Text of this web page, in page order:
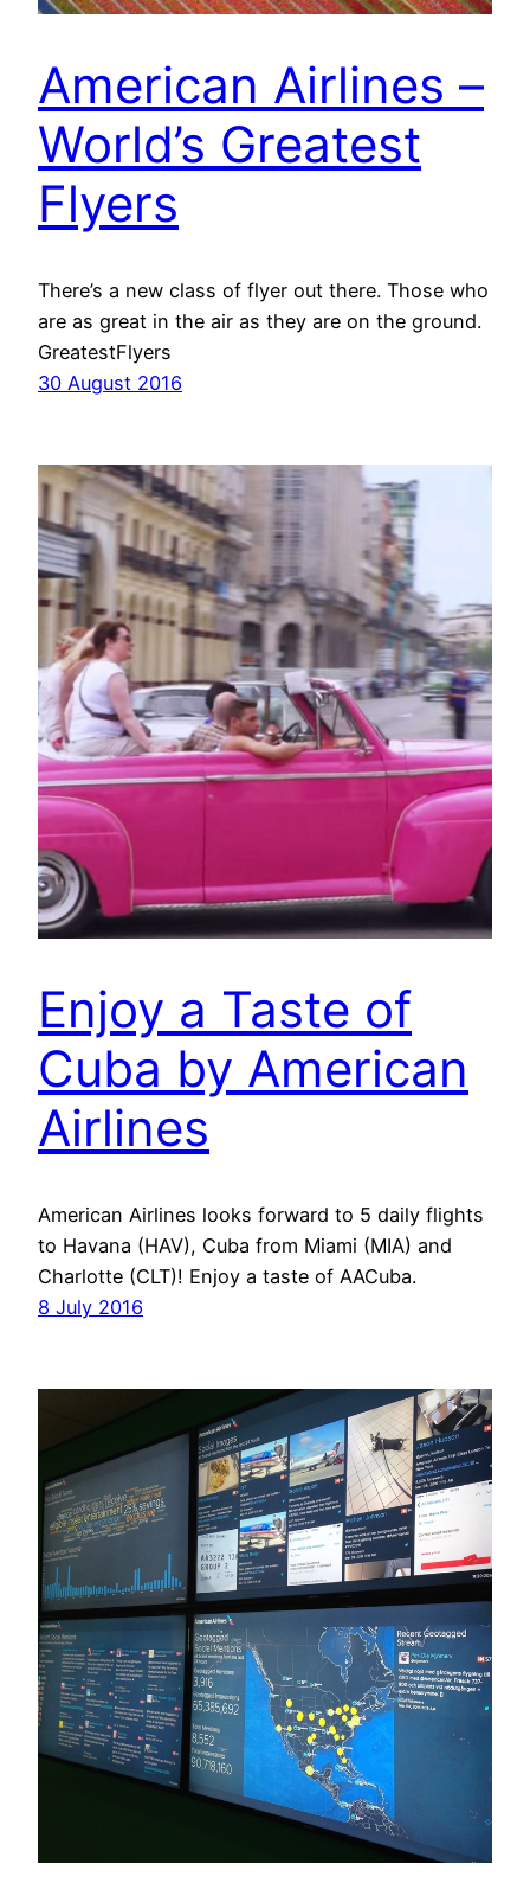
American Airlines –
World’s Greatest
Flyers
There’s a new class of flyer out there. Those who
are as great in the air as they are on the ground.
GreatestFlyers
30 August 2016
Enjoy a Taste of
Cuba by American
Airlines
American Airlines looks forward to 5 daily flights
to Havana (HAV), Cuba from Miami (MIA) and
Charlotte (CLT)! Enjoy a taste of AACuba.
8 July 2016